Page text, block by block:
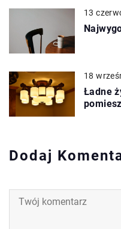
13
18
Ładne
Dodaj